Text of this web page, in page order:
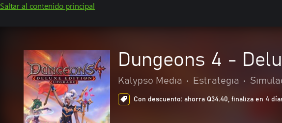
Saltar al contenido principal
Dungeons 4 -
Kalypso Media • Estrategia •
Con descuento: ahorra Q34.40, finaliza en 4